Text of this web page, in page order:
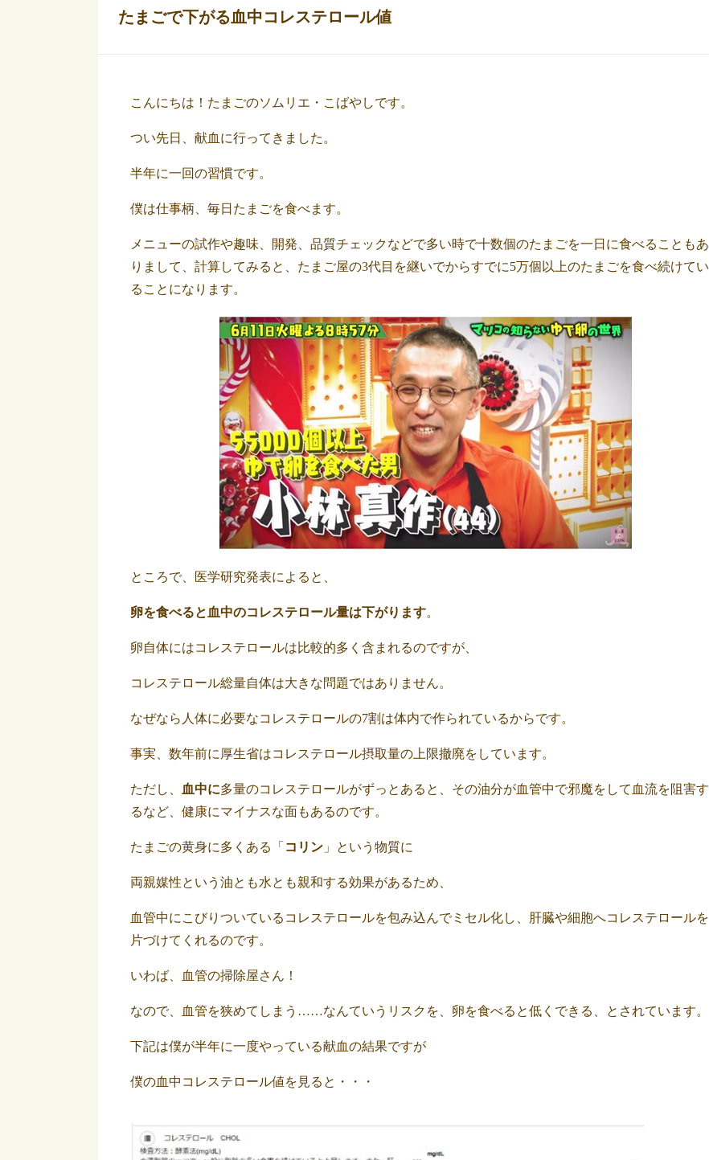
たまごで下がる血中コレステロール値
こんにちは！たまごのソムリエ・こばやしです。
つい先日、献血に行ってきました。
半年に一回の習慣です。
僕は仕事柄、毎日たまごを食べます。
メニューの試作や趣味、開発、品質チェックなどで多い時で十数個のたまごを一日に食べることもあ
りまして、計算してみると、たまご屋の3代目を継いでからすでに5万個以上のたまごを食べ続けてい
ることになります。
ところで、医学研究発表によると、
卵を食べると血中のコレステロール量は下がります。
卵自体にはコレステロールは比較的多く含まれるのですが、
コレステロール総量自体は大きな問題ではありません。
なぜなら人体に必要なコレステロールの7割は体内で作られているからです。
事実、数年前に厚生省はコレステロール摂取量の上限撤廃をしています。
ただし、 血中に多量のコレステロールがずっとあると、その油分が血管中で邪魔をして血流を阻害す
るなど、健康にマイナスな面もあるのです。
たまごの黄身に多くある「 コリン 」という物質に
両親媒性という油とも水とも親和する効果があるため、
血管中にこびりついているコレステロールを包み込んでミセル化し、肝臓や細胞へコレステロールを
片づけてくれるのです。
いわば、血管の掃除屋さん！
なので、血管を狭めてしまう……なんていうリスクを、卵を食べると低くできる、とされています。
下記は僕が半年に一度やっている献血の結果ですが
僕の血中コレステロール値を見ると・・・